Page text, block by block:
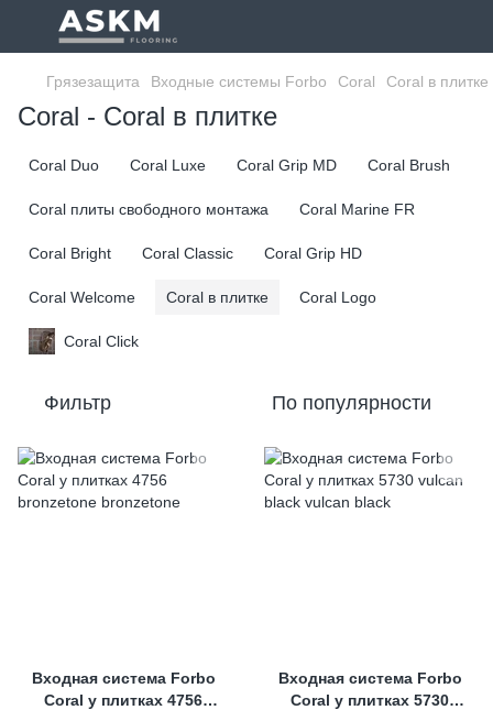
Грязезащита Входные системы Forbo Coral Coral в плитке
Coral - Coral в плитке
Coral Duo Coral Luxe Coral Grip MD Coral Brush
Coral плиты свободного монтажа Coral Marine FR
Coral Bright Coral Classic Coral Grip HD
Coral Welcome Coral в плитке Coral Logo
Coral Click
Фильтр По популярности
Входная система Forbo
Coral у плитках 4756
Входная система Forbo
Coral у плитках 5730